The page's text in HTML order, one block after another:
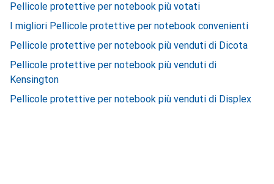
Pellicole protettive per notebook più votati
I migliori Pellicole protettive per notebook convenienti
Pellicole protettive per notebook più venduti di Dicota
Pellicole protettive per notebook più venduti di
Kensington
Pellicole protettive per notebook più venduti di Displex